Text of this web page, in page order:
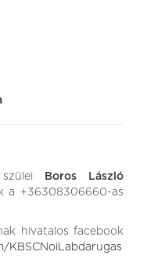
Boros László
a +36308306660-as
hivatalos facebook
KBSCNoiLabdarugas